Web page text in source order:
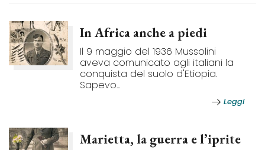
In Africa anche a piedi
Il 9 maggio del 1936 Mussolini
aveva comunicato agli italiani la
conquista del suolo d'Etiopia.
Sapevo...
Leggi
Marietta, la guerra e l’iprite